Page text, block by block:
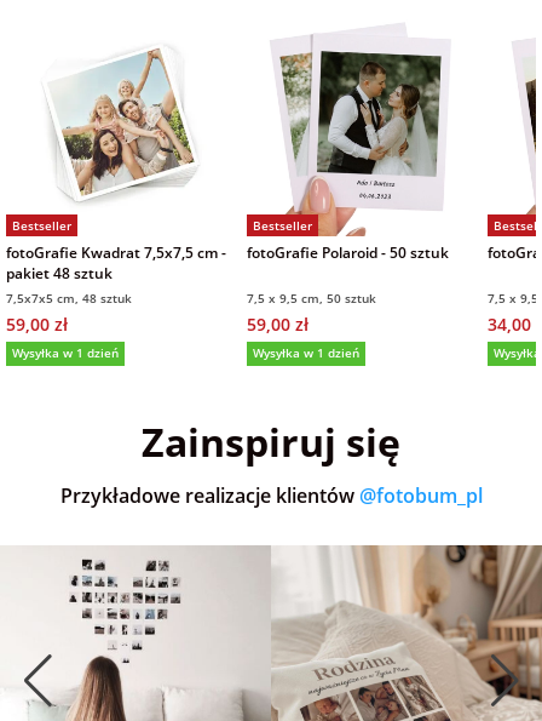
Bestseller
fotoGrafie Kwadrat 7,5x7,5 cm -
pakiet 48 sztuk
7,5x7x5 cm, 48 sztuk
59,00 zł
Wysyłka w 1 dzień
Bestseller
fotoGrafie Polaroid - 50 sztuk
7,5 x 9,5 cm, 50 sztuk
59,00 zł
Wysyłka w 1 dzień
7,5 x
34,00
Zainspiruj się
Przykładowe realizacje klientów @fotobum_pl